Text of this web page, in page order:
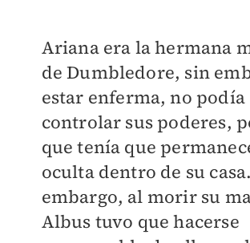
Ariana era la hermana
de Dumbledore, sin
estar enferma, no podía
controlar sus poderes,
que tenía que
oculta dentro de su
embargo, al morir su
Albus tuvo que hacerse